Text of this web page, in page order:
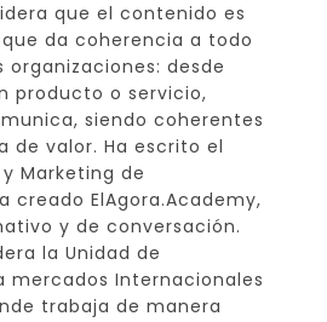
que el contenido es
da coherencia a todo
organizaciones: desde
producto o servicio,
siendo coherentes
de valor. Ha escrito el
Marketing de
creado ElAgora.Academy,
y de conversación.
la Unidad de
mercados Internacionales
trabaja de manera